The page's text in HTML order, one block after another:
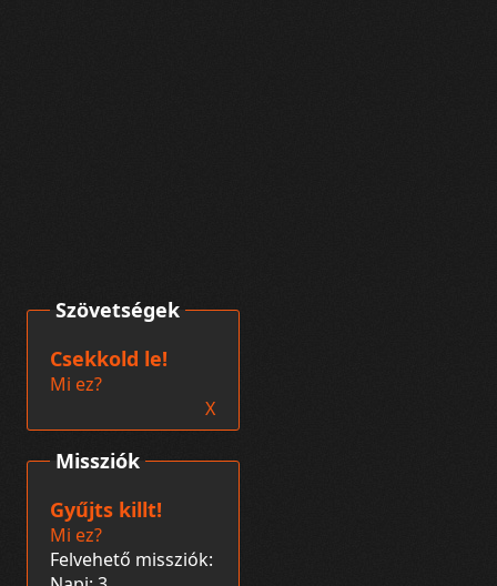
Missziók
Gyűjts killt!
Mi ez?
Felvehető missziók:
Szövetségek
Csekkold le!
Mi ez?
X